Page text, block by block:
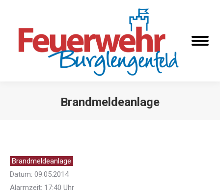
Brandmeldeanlage
Brandmeldeanlage
Datum: 09.05.2014
Alarmzeit: 17:40 Uhr